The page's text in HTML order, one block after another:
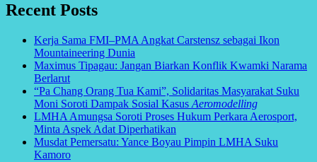
Recent Posts
Kerja Sama FMI–PMA Angkat Carstensz sebagai Ikon
Mountaineering Dunia
Maximus Tipagau: Jangan Biarkan Konflik Kwamki Narama
Berlarut
“Pa Chang Orang Tua Kami”, Solidaritas Masyarakat Suku
Moni Soroti Dampak Sosial Kasus Aeromodelling
LMHA Amungsa Soroti Proses Hukum Perkara Aerosport,
Minta Aspek Adat Diperhatikan
Musdat Pemersatu: Yance Boyau Pimpin LMHA Suku
Kamoro